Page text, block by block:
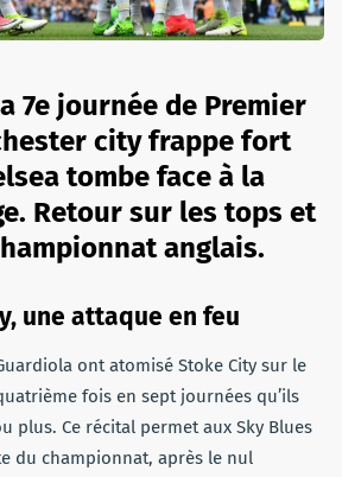
7e journée de Premier
city frappe fort
tombe face à la
Retour sur les tops et
anglais.
une attaque en feu
ont atomisé Stoke City sur le
fois en sept journées qu’ils
plus. Ce récital permet aux Sky Blues
du championnat, après le nul